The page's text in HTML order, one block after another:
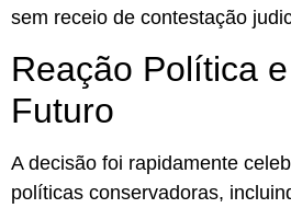
sem receio de contestação
Reação Política
Futuro
A decisão foi rapidamente
políticas conservadoras,